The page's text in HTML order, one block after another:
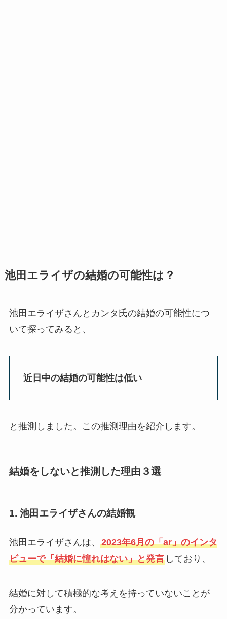
池田エライザの結婚の可能性は？
池田エライザさんとカンタ氏の結婚の可能性につ
いて探ってみると、
近日中の結婚の可能性は低い
と推測しました。この推測理由を紹介します。
結婚をしないと推測した理由３選
1. 池田エライザさんの結婚観
池田エライザさんは、 2023年6月の「ar」のインタ
ビューで「結婚に憧れはない」と発言しており、
結婚に対して積極的な考えを持っていないことが
分かっています。